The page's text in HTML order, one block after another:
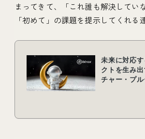
まってきて、「これ誰も解決してい
「初めて」の課題を提示してくれる